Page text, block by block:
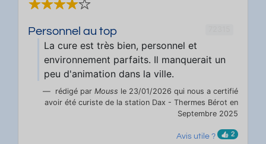
Personnel au top
La cure est très bien, personnel et
environnement parfaits. Il manquerait un
peu d'animation dans la ville.
rédigé par Mouss le 23/01/2026 qui nous a certifié
avoir été curiste de la station Dax - Thermes Bérot en
Septembre 2025
Avis utile ? 2